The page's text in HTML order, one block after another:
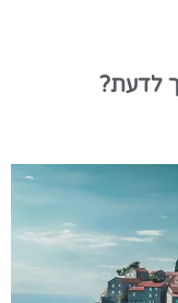
לדעת?